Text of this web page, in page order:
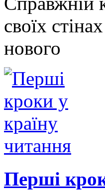
своїх
нового
Перші